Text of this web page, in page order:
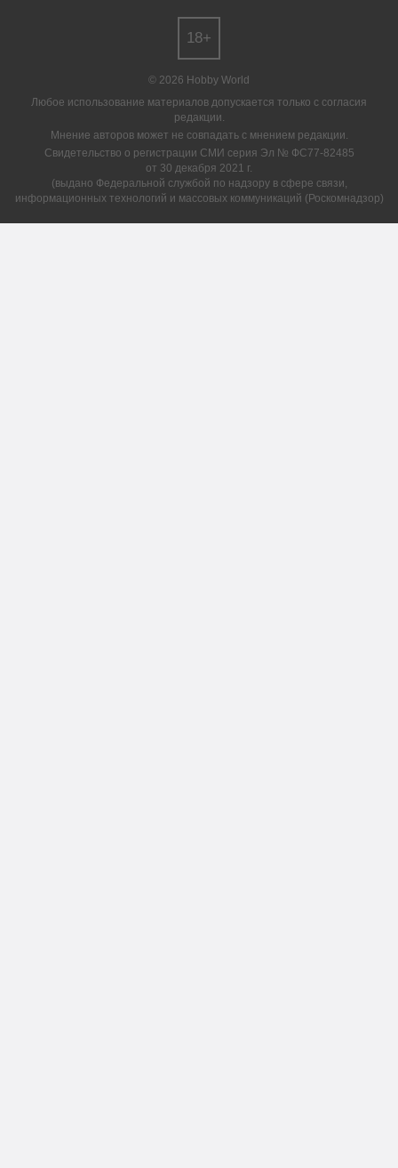
© 2026 Hobby World
Любое использование материалов допускается только с согласия
редакции.
Мнение авторов может не совпадать с мнением редакции.
Свидетельство о регистрации СМИ серия Эл № ФС77-82485
от 30 декабря 2021 г.
(выдано Федеральной службой по надзору в сфере связи,
информационных технологий и массовых коммуникаций (Роскомнадзор)
18+